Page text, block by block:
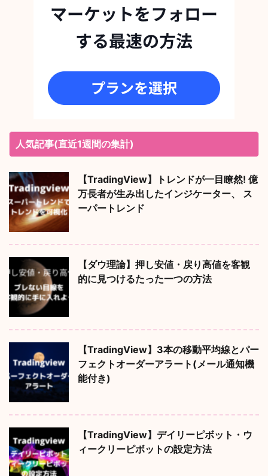
人気記事(直近1週間の集計)
【TradingView】トレンドが一目瞭然! 億
万長者が生み出したインジケーター、 ス
ーパートレンド
【ダウ理論】押し安値・戻り高値を客観
的に見つけるたった一つの方法
【TradingView】3本の移動平均線とパー
フェクトオーダーアラート(メール通知機
能付き)
【TradingView】デイリーピボット・ウ
ィークリーピボットの設定方法